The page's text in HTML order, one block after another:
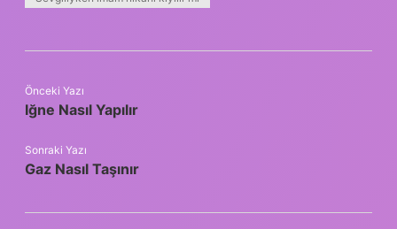
Önceki Yazı
Iğne Nasıl Yapılır
Sonraki Yazı
Gaz Nasıl Taşınır